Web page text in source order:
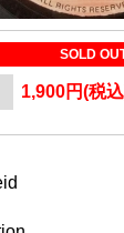
SOLD
1,900円(税